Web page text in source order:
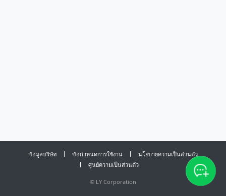
ข้อมูลบริษัท ข้อกำหนดการใช้งาน
นโยบายความเป็นส่วนตัว
ศูนย์ความเป็นส่วนตัว
© LY Corporation